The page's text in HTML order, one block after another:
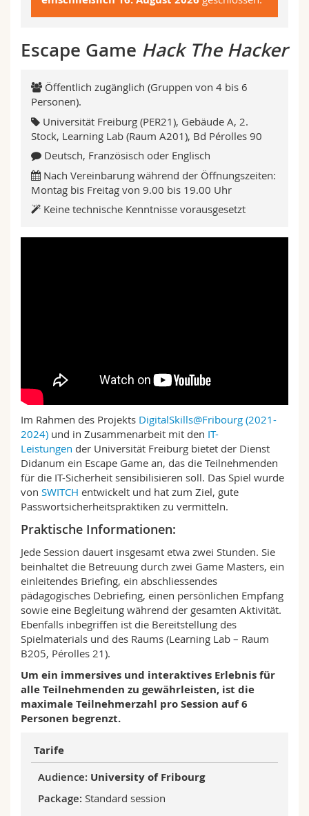
Math.-Nat. und Med. Fak.
Interfakultär
Doktorierende
Vorlesungsverzeichnis
MyUnifr
Escape Game Hack The Hacker
Öffentlich zugänglich (Gruppen von 4 bis 6
Personen).
Universität Freiburg (PER21), Gebäude A, 2.
Stock, Learning Lab (Raum A201), Bd Pérolles 90
Deutsch, Französisch oder Englisch
Nach Vereinbarung während der Öffnungszeiten:
Montag bis Freitag von 9.00 bis 19.00 Uhr
Keine technische Kenntnisse vorausgesetzt
Im Rahmen des Projekts DigitalSkills@Fribourg (2021-
2024) und in Zusammenarbeit mit den IT-
Leistungen der Universität Freiburg bietet der Dienst
Didanum ein Escape Game an, das die Teilnehmenden
für die IT-Sicherheit sensibilisieren soll. Das Spiel wurde
von SWITCH entwickelt und hat zum Ziel, gute
Passwortsicherheitspraktiken zu vermitteln.
Praktische Informationen:
Jede Session dauert insgesamt etwa zwei Stunden. Sie
beinhaltet die Betreuung durch zwei Game Masters, ein
einleitendes Briefing, ein abschliessendes
pädagogisches Debriefing, einen persönlichen Empfang
sowie eine Begleitung während der gesamten Aktivität.
Ebenfalls inbegriffen ist die Bereitstellung des
Spielmaterials und des Raums (Learning Lab – Raum
B205, Pérolles 21).
Um ein immersives und interaktives Erlebnis für
alle Teilnehmenden zu gewährleisten, ist die
maximale Teilnehmerzahl pro Session auf 6
Personen begrenzt.
Tarife
University of Fribourg
Standard session